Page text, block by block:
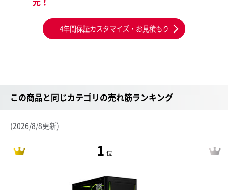
4年間保証カスタマイズ・お見積もり
この商品と同じカテゴリの売れ筋ランキング
(2026/8/8更新)
1 位